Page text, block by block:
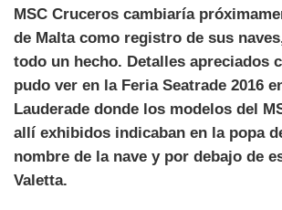
MSC Cruceros cambiaría
de Malta como registro de sus
todo un hecho. Detalles apreciados
pudo ver en la Feria Seatrade 2016
Lauderade donde los modelos del
allí exhibidos indicaban en la popa
nombre de la nave y por debajo de
Valetta.